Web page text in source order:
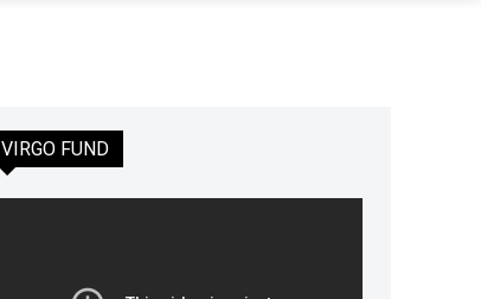
VIRGO FUND